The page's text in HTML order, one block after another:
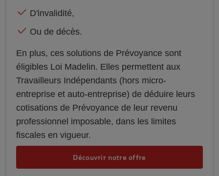
D'invalidité,
Ou de décès.
En plus, ces solutions de Prévoyance sont
éligibles Loi Madelin. Elles permettent aux
Travailleurs Indépendants (hors micro-
entreprise et auto-entreprise) de déduire leurs
cotisations de Prévoyance de leur revenu
professionnel imposable, dans les limites
fiscales en vigueur.
Découvrir notre offre